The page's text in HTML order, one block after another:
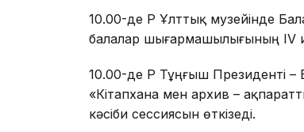
10.00-де ҚР Ұлттық музейінде
балалар шығармашылығының ІV
10.00-де ҚР Тұңғыш Президенті
«Кітапхана мен архив –
кәсіби сессиясын өткізеді.